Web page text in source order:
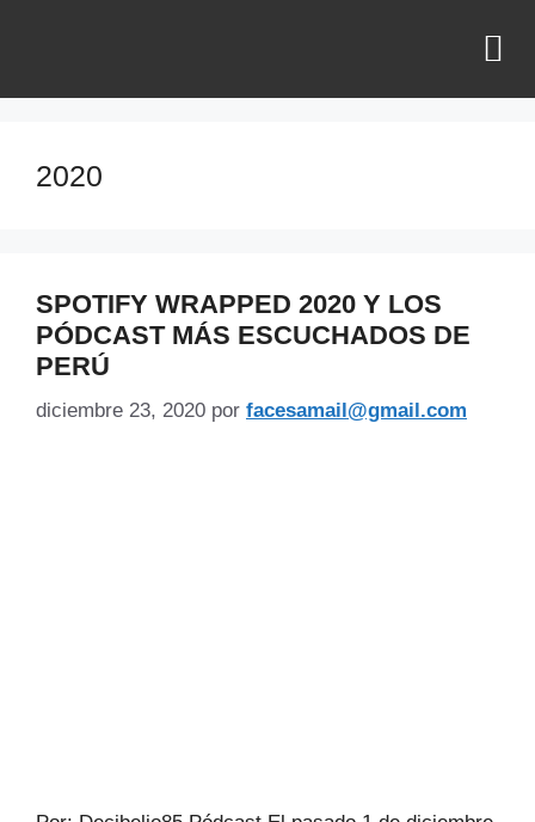
2020
SPOTIFY WRAPPED 2020 Y LOS
PÓDCAST MÁS ESCUCHADOS DE
PERÚ
diciembre 23, 2020 por facesamail@gmail.com